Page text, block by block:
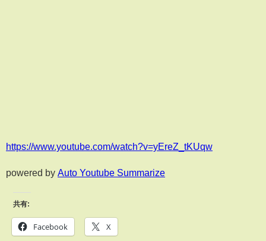
https://www.youtube.com/watch?v=yEreZ_tKUqw
powered by Auto Youtube Summarize
共有:
Facebook X